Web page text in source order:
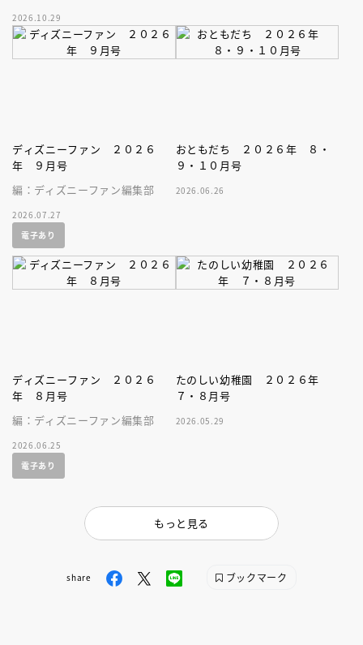
み物の新シリーズ第２巻目。
2026.10.29
ディズニーファン ２０２６
年 ９月号
編：ディズニーファン編集部
2026.07.27
電子あり
おともだち ２０２６年 ８・
９・１０月号
2026.06.26
ディズニーファン ２０２６
年 ８月号
編：ディズニーファン編集部
2026.06.25
電子あり
たのしい幼稚園 ２０２６年
７・８月号
2026.05.29
もっと見る
share ブックマーク